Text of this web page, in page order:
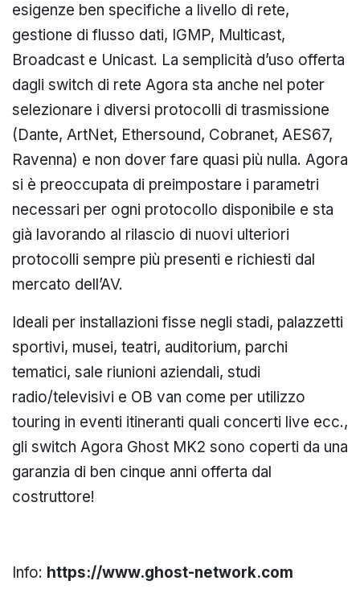
esigenze ben specifiche a livello di rete,
gestione di flusso dati, IGMP, Multicast,
Broadcast e Unicast. La semplicità d’uso offerta
dagli switch di rete Agora sta anche nel poter
selezionare i diversi protocolli di trasmissione
(Dante, ArtNet, Ethersound, Cobranet, AES67,
Ravenna) e non dover fare quasi più nulla. Agora
si è preoccupata di preimpostare i parametri
necessari per ogni protocollo disponibile e sta
già lavorando al rilascio di nuovi ulteriori
protocolli sempre più presenti e richiesti dal
mercato dell’AV.
Ideali per installazioni fisse negli stadi, palazzetti
sportivi, musei, teatri, auditorium, parchi
tematici, sale riunioni aziendali, studi
radio/televisivi e OB van come per utilizzo
touring in eventi itineranti quali concerti live ecc.,
gli switch Agora Ghost MK2 sono coperti da una
garanzia di ben cinque anni offerta dal
costruttore!
Info: https://www.ghost-network.com